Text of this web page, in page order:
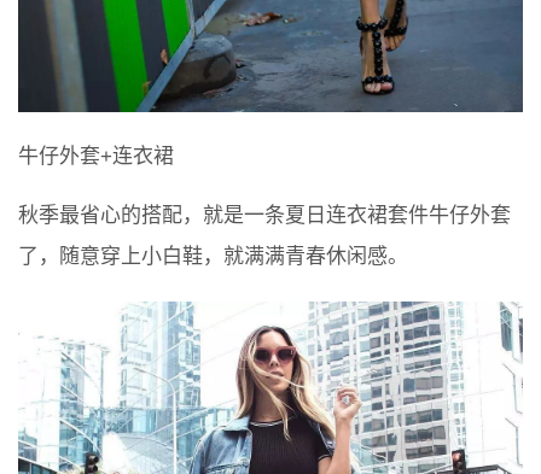
牛仔外套+连衣裙
秋季最省心的搭配，就是一条夏日连衣裙套件牛仔外套
了，随意穿上小白鞋，就满满青春休闲感。